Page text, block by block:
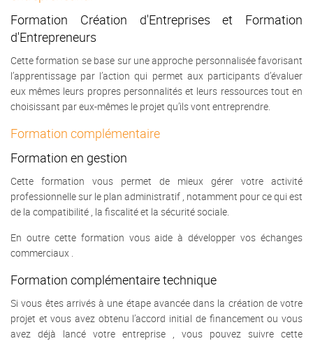
Formation Création d'Entreprises et Formation
d'Entrepreneurs
Cette formation se base sur une approche personnalisée favorisant
l’apprentissage par l’action qui permet aux participants d’évaluer
eux mêmes leurs propres personnalités et leurs ressources tout en
choisissant par eux-mêmes le projet qu’ils vont entreprendre.
Formation complémentaire
Formation en gestion
Cette formation vous permet de mieux gérer votre activité
professionnelle sur le plan administratif , notamment pour ce qui est
de la compatibilité , la fiscalité et la sécurité sociale.
En outre cette formation vous aide à développer vos échanges
commerciaux .
Formation complémentaire technique
Si vous êtes arrivés à une étape avancée dans la création de votre
projet et vous avez obtenu l’accord initial de financement ou vous
avez déjà lancé votre entreprise , vous pouvez suivre cette